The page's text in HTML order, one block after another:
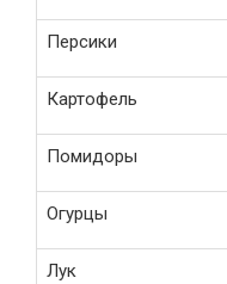
Персики
Картофель
Помидоры
Огурцы
Лук